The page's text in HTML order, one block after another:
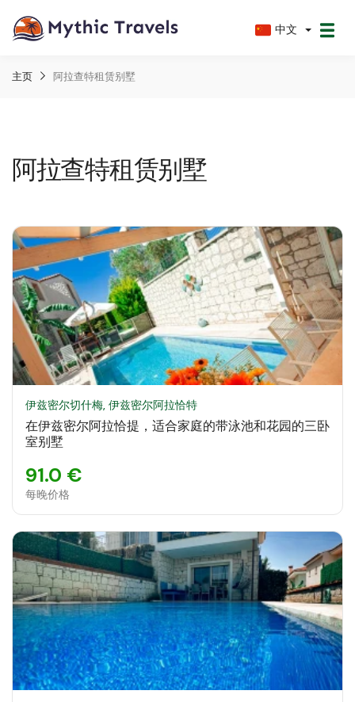
中文
主页 阿拉查特租赁别墅
阿拉查特租赁别墅
伊兹密尔切什梅, 伊兹密尔阿拉恰特
在伊兹密尔阿拉恰提，适合家庭的带泳池和花园的三卧
室别墅
91.0 €
每晚价格